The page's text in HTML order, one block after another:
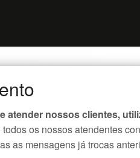
atender nossos clientes,
os nossos atendentes
as mensagens já trocas